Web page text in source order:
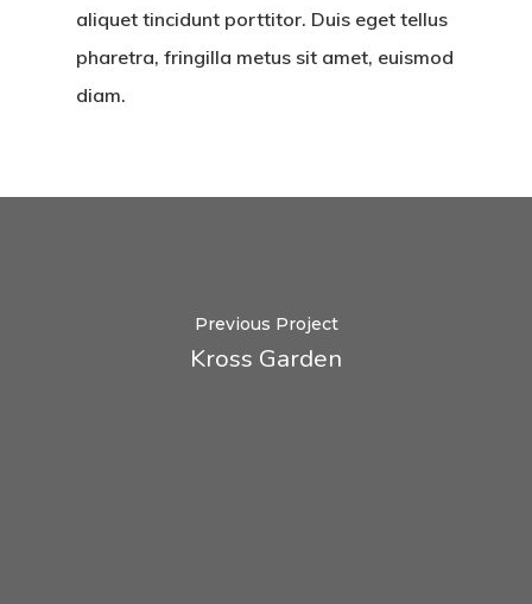
aliquet tincidunt porttitor. Duis eget tellus
pharetra, fringilla metus sit amet, euismod
diam.
Previous Project
Kross Garden